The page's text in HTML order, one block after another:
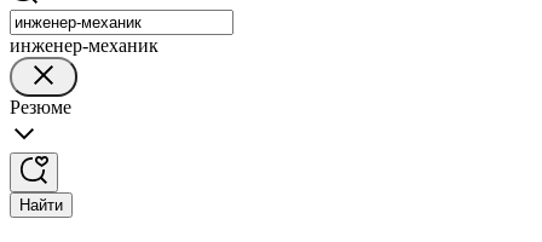
инженер-механик
Резюме
Найти